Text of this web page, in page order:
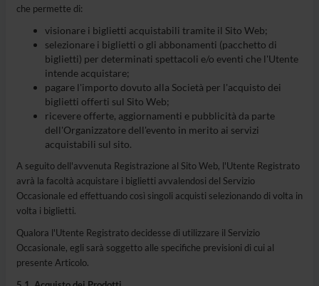
che permette di:
visionare i biglietti acquistabili tramite il Sito Web;
selezionare i biglietti o gli abbonamenti (pacchetto di
biglietti) per determinati spettacoli e/o eventi che l'Utente
intende acquistare;
pagare l'importo dovuto alla Società per l'acquisto dei
biglietti offerti sul Sito Web;
ricevere offerte, aggiornamenti e pubblicità da parte
dell'Organizzatore dell'evento in merito ai servizi
acquistabili sul sito.
A seguito dell'avvenuta Registrazione al Sito Web, l'Utente Registrato
avrà la facoltà acquistare i biglietti avvalendosi del Servizio
Occasionale ed effettuando così singoli acquisti selezionando di volta in
volta i biglietti.
Qualora l'Utente Registrato decidesse di utilizzare il Servizio
Occasionale, egli sarà soggetto alle specifiche previsioni di cui al
presente Articolo.